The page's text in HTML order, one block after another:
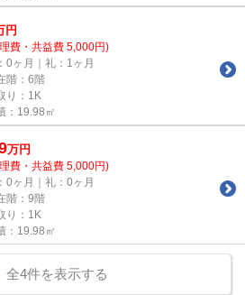
円
費・共益費 5,000円)
0ヶ月｜礼：1ヶ月
階：6階
り：1K
：19.98㎡
万円
費・共益費 5,000円)
0ヶ月｜礼：0ヶ月
階：9階
り：1K
：19.98㎡
全4件を表示する